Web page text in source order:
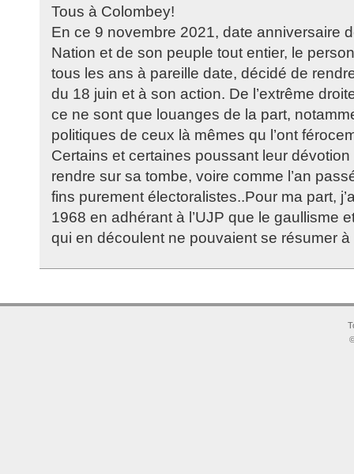
Tous à Colombey!
En ce 9 novembre 2021, date anniversaire
Nation et de son peuple tout entier, le
tous les ans à pareille date, décidé de
du 18 juin et à son action. De l’extrême
ce ne sont que louanges de la part,
politiques de ceux là mêmes qu l’ont
Certains et certaines poussant leur dévotion
rendre sur sa tombe, voire comme l’an
fins purement électoralistes..Pour ma part,
1968 en adhérant à l’UJP que le gaullisme
qui en découlent ne pouvaient se résumer